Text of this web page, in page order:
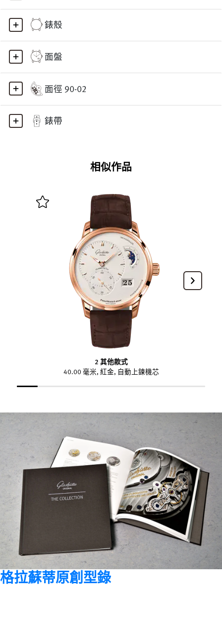
錶殼
面盤
面徑 90-02
錶帶
相似作品
2 其他款式
40.00 毫米, 紅金, 自動上鍊機芯
格拉蘇蒂原創型錄